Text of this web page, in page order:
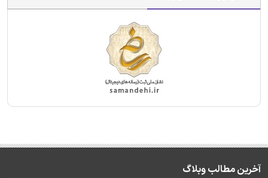
آخرین مطالب وبلاگ